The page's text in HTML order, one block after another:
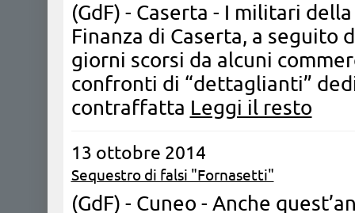
(GdF) - Caserta - ​I militari
Finanza di Caserta, a
giorni scorsi da alcuni
confronti di “dettaglianti”
contraffatta Leggi il resto
13 ottobre 2014
Sequestro di falsi "Fornasetti"
(GdF) - Cuneo - Anche